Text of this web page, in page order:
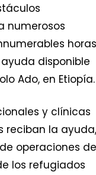
numerosos
horas
disponible
Ado, en Etiopía.
y clínicas
reciban la
operaciones de
los refugiados